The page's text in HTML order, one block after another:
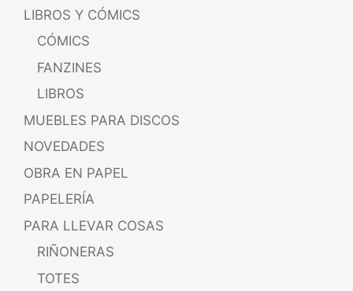
LIBROS Y CÓMICS
CÓMICS
FANZINES
LIBROS
MUEBLES PARA DISCOS
NOVEDADES
OBRA EN PAPEL
PAPELERÍA
PARA LLEVAR COSAS
RIÑONERAS
TOTES